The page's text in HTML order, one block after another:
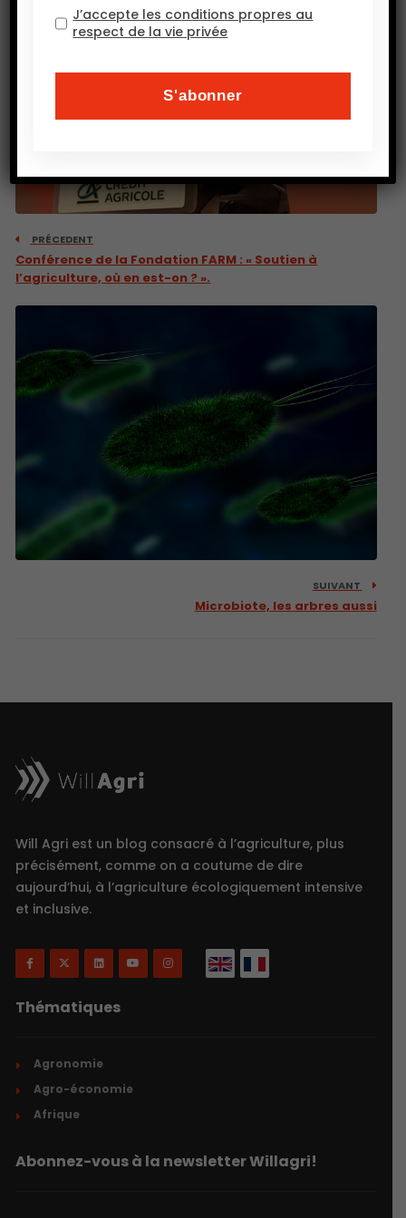
PRÉCEDENT
Conférence de la Fondation FARM : « Soutien à
l’agriculture, où en est-on ? ».
SUIVANT
Microbiote, les arbres aussi
Will Agri est un blog consacré à l’agriculture, plus
précisément, comme on a coutume de dire
aujourd’hui, à l’agriculture écologiquement intensive
et inclusive.
Thématiques
Agronomie
Agro-économie
Afrique
Abonnez-vous à la newsletter Willagri!
J’accepte les conditions propres au
respect de la vie privée